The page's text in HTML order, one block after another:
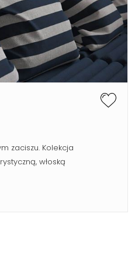
zaciszu. Kolekcja
włoską